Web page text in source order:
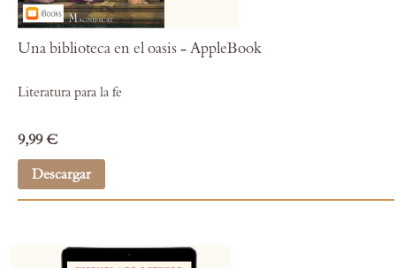
Una biblioteca en el oasis - AppleBook
Literatura para la fe
9,99 €
Descargar